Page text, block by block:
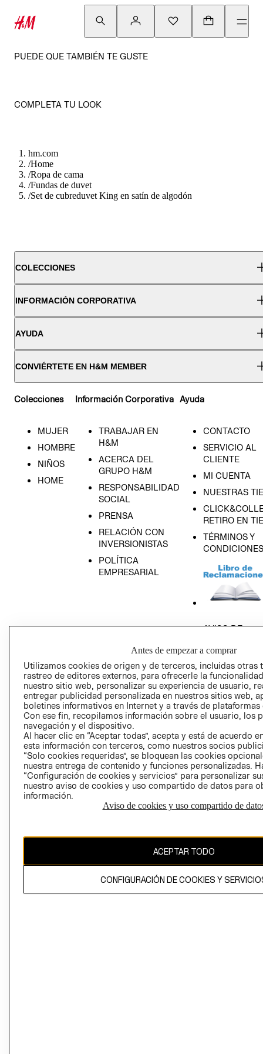
PUEDE QUE TAMBIÉN TE GUSTE
COMPLETA TU LOOK
hm.com
/Home
/Ropa de cama
/Fundas de duvet
/Set de cubreduvet King en satín de algodón
COLECCIONES
INFORMACIÓN CORPORATIVA
AYUDA
CONVIÉRTETE EN H&M MEMBER
Colecciones
MUJER
HOMBRE
NIÑOS
HOME
Información Corporativa
TRABAJAR EN
H&M
ACERCA DEL
GRUPO H&M
RESPONSABILIDAD
SOCIAL
PRENSA
RELACIÓN CON
INVERSIONISTAS
POLÍTICA
EMPRESARIAL
Ayuda
CONTACTO
SERVICIO AL
CLIENTE
MI CUENTA
NUESTRAS
RETIRO EN
TÉRMINOS Y
CONDICIONES
AVISO DE
GIFT CARD
AVISO DE
Perú (S/)
CAMBIAR REGIÓN
propiedad de H&M Hennes & Mauritz AB
Antes de empezar a comprar
Utilizamos cookies de origen y de terceros, incluidas otras
rastreo de editores externos, para ofrecerle la
nuestro sitio web, personalizar su experiencia de usuario,
entregar publicidad personalizada en nuestros sitios web,
boletines informativos en Internet y a través de plataformas
Con ese fin, recopilamos información sobre el usuario, los
navegación y el dispositivo.
Al hacer clic en “Aceptar todas”, acepta y está de acuerdo
esta información con terceros, como nuestros socios
“Solo cookies requeridas”, se bloquean las cookies
nuestra entrega de contenido y funciones personalizadas.
“Configuración de cookies y servicios” para personalizar
nuestro aviso de cookies y uso compartido de datos para
información.
Aviso de cookies y uso compartido de
ACEPTAR TODO
CONFIGURACIÓN DE COOKIES Y